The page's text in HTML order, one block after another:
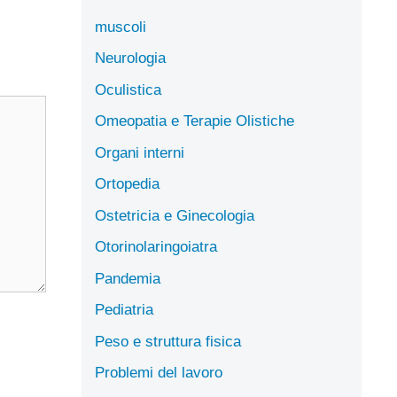
muscoli
Neurologia
Oculistica
Omeopatia e Terapie Olistiche
Organi interni
Ortopedia
Ostetricia e Ginecologia
Otorinolaringoiatra
Pandemia
Pediatria
Peso e struttura fisica
Problemi del lavoro